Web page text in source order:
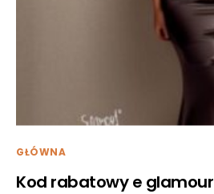
GŁÓWNA
Kod rabatowy e glamour